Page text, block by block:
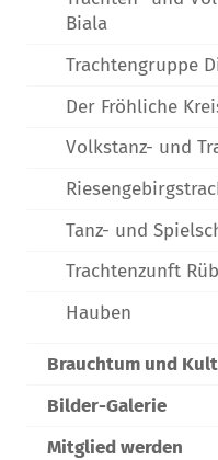
Biala
Trachtengruppe
Der Fröhliche
Volkstanz- und
Tanz- und
Trachtenzunft
Hauben
Brauchtum und
Bilder-Galerie
Mitglied werden